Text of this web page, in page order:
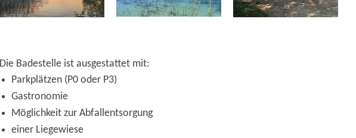
Die Badestelle ist ausgestattet mit:
Parkplätzen (P0 oder P3)
Gastronomie
Möglichkeit zur Abfallentsorgung
einer Liegewiese